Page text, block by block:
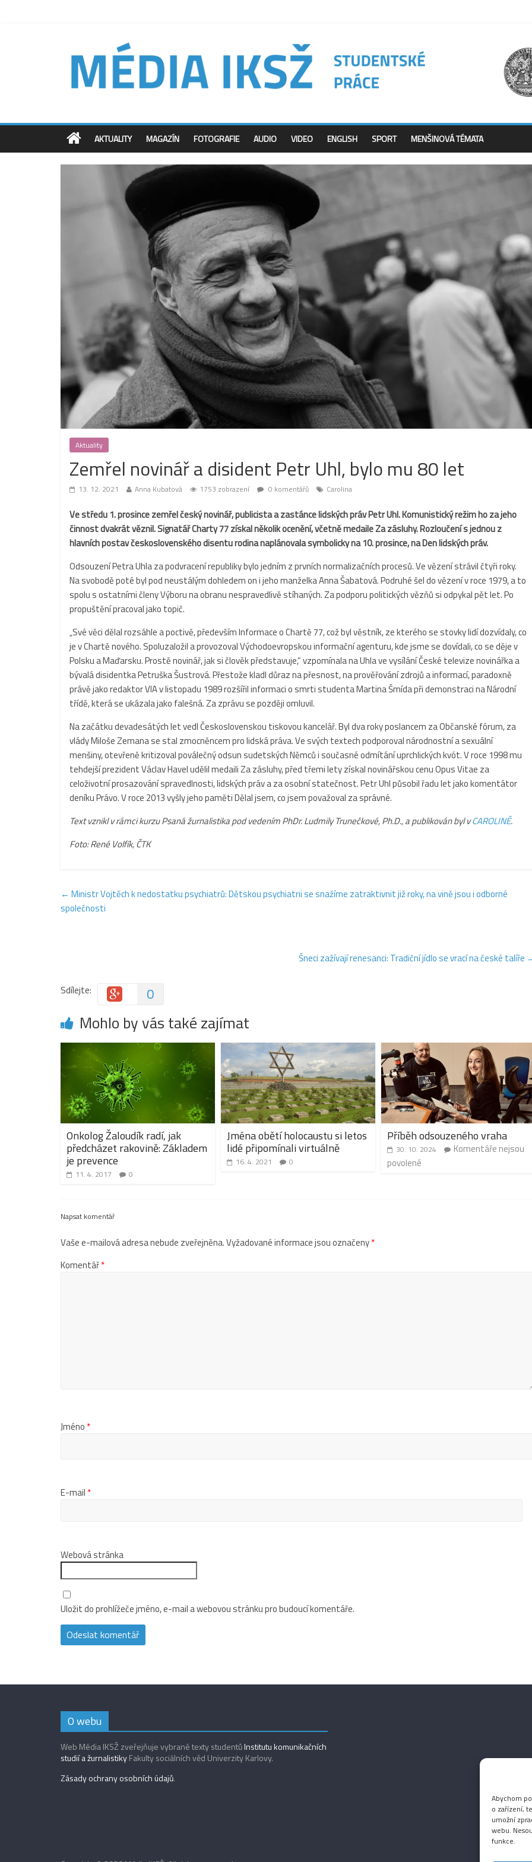
Abychom
o zařízení,
umožní
webu.
funkce.
AKTUALITY MAGAZÍN FOTOGRAFIE AUDIO VIDEO ENGLISH SPORT MENŠINOVÁ TÉMATA
Aktuality
Zemřel novinář a disident Petr Uhl, bylo mu 80 let
13. 12. 2021 Anna Kubatová 1753 zobrazení 0 komentářů Carolina
Ve středu 1. prosince zemřel český novinář, publicista a zastánce lidských práv Petr Uhl. Komunistický režim ho za jeho
činnost dvakrát věznil. Signatář Charty 77 získal několik ocenění, včetně medaile Za zásluhy. Rozloučení s jednou z
hlavních postav československého disentu rodina naplánovala symbolicky na 10. prosince, na Den lidských práv.
Odsouzení Petra Uhla za podvracení republiky bylo jedním z prvních normalizačních procesů. Ve vězení strávil čtyři roky.
Na svobodě poté byl pod neustálým dohledem on i jeho manželka Anna Šabatová. Podruhé šel do vězení v roce 1979, a to
spolu s ostatními členy Výboru na obranu nespravedlivě stíhaných. Za podporu politických vězňů si odpykal pět let. Po
propuštění pracoval jako topič.
„Své věci dělal rozsáhle a poctivě, především Informace o Chartě 77, což byl věstník, ze kterého se stovky lidí dozvídaly, co
je v Chartě nového. Spoluzaložil a provozoval Východoevropskou informační agenturu, kde jsme se dovídali, co se děje v
Polsku a Maďarsku. Prostě novinář, jak si člověk představuje,“ vzpomínala na Uhla ve vysílání České televize novinářka a
bývalá disidentka Petruška Šustrová. Přestože kladl důraz na přesnost, na prověřování zdrojů a informací, paradoxně
právě jako redaktor VIA v listopadu 1989 rozšířil informaci o smrti studenta Martina Šmída při demonstraci na Národní
třídě, která se ukázala jako falešná. Za zprávu se později omluvil.
Na začátku devadesátých let vedl Československou tiskovou kancelář. Byl dva roky poslancem za Občanské fórum, za
vlády Miloše Zemana se stal zmocněncem pro lidská práva. Ve svých textech podporoval národnostní a sexuální
menšiny, otevřeně kritizoval poválečný odsun sudetských Němců i současné odmítání uprchlických kvót. V roce 1998 mu
tehdejší prezident Václav Havel udělil medaili Za zásluhy, před třemi lety získal novinářskou cenu Opus Vitae za
celoživotní prosazování spravedlnosti, lidských práv a za osobní statečnost. Petr Uhl působil řadu let jako komentátor
deníku Právo. V roce 2013 vyšly jeho paměti Dělal jsem, co jsem považoval za správné.
Text vznikl v rámci kurzu Psaná žurnalistika pod vedením PhDr. Ludmily Trunečkové, Ph.D., a publikován byl vCAROLINĚ.
Foto: René Volfík, ČTK
← Ministr Vojtěch k nedostatku psychiatrů: Dětskou psychiatrii se snažíme zatraktivnit již roky, na vině jsou i odborné
společnosti
Šneci zažívají renesanci: Tradiční jídlo se vrací na české talíře
Sdílejte: 0
Mohlo by vás také zajímat
Onkolog Žaloudík radí, jak
předcházet rakovině: Základem
je prevence
11. 4. 2017 0
Jména obětí holocaustu si letos
lidé připomínali virtuálně
16. 4. 2021 0
Příběh odsouzeného vraha
30. 10. 2024
Komentáře nejsou
povolené
Napsat komentář
Vaše e-mailová adresa nebude zveřejněna.Vyžadované informace jsou označeny*
Komentář*
Jméno *
E-mail *
Webová stránka
Uložit do prohlížeče jméno, e-mail a webovou stránku pro budoucí komentáře.
O webu
Web Média IKSŽ zveřejňuje vybrané texty studentůInstitutu komunikačních
studií a žurnalistikyFakulty sociálních věd Univerzity Karlovy.
Zásady ochrany osobních údajů.